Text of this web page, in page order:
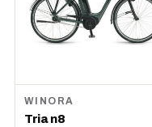
WINORA
Tria n8